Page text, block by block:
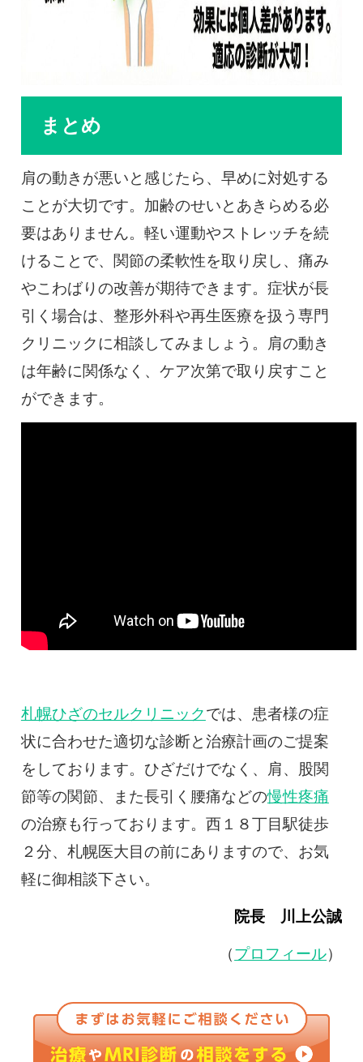
まとめ
肩の動きが悪いと感じたら、早めに対処する
ことが大切です。加齢のせいとあきらめる必
要はありません。軽い運動やストレッチを続
けることで、関節の柔軟性を取り戻し、痛み
やこわばりの改善が期待できます。症状が長
引く場合は、整形外科や再生医療を扱う専門
クリニックに相談してみましょう。肩の動き
は年齢に関係なく、ケア次第で取り戻すこと
ができます。
札幌ひざのセルクリニックでは、患者様の症
状に合わせた適切な診断と治療計画のご提案
をしております。ひざだけでなく、肩、股関
節等の関節、また長引く腰痛などの慢性疼痛
の治療も行っております。西１８丁目駅徒歩
２分、札幌医大目の前にありますので、お気
軽に御相談下さい。
院長 川上公誠
（プロフィール）